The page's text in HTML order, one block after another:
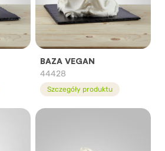
BAZA VEGAN
44428
Szczegóły produktu